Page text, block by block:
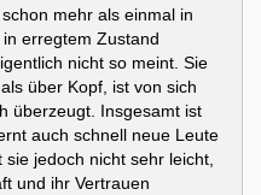
mehr als einmal in
erregtem Zustand
nicht so meint. Sie
über Kopf, ist von sich
überzeugt. Insgesamt ist
auch schnell neue Leute
jedoch nicht sehr leicht,
und ihr Vertrauen